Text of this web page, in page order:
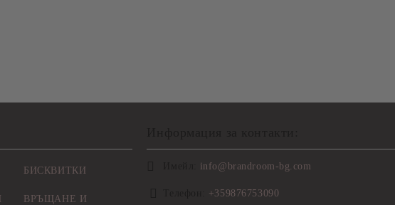
БИСКВИТКИ
ВРЪЩАНЕ И
info@brandroom-bg.com
+359876753090